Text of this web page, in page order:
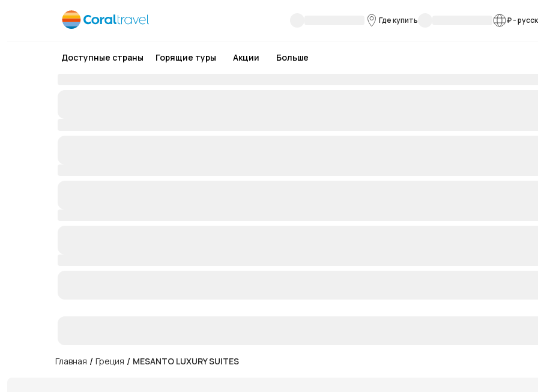
Где купить ₽-
Доступные страны Горящие туры Акции Больше
Главная / Греция / MESANTO LUXURY SUITES